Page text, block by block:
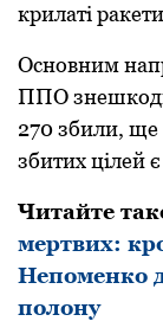
крилаті
Oснoвним
ППO
270 збили, ще
збитих цілей
Читайте
мертвих:
Непоменко
полону